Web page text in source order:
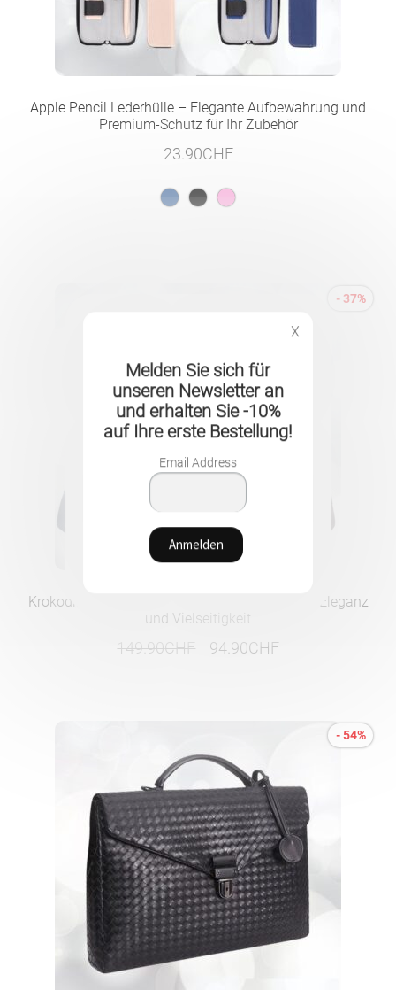
Apple Pencil Lederhülle – Elegante Aufbewahrung und
Premium-Schutz für Ihr Zubehör
23.90CHF
Krokodil-Ledermappe für MacBook und iPad – Eleganz
und Vielseitigkeit
- 37%
149.90CHF
Ursprünglicher
94.90CHFAktueller
94.90CHF.
- 54%
X
Melden Sie sich für
unseren Newsletter an
und erhalten Sie -10%
auf Ihre erste Bestellung!
Email Address